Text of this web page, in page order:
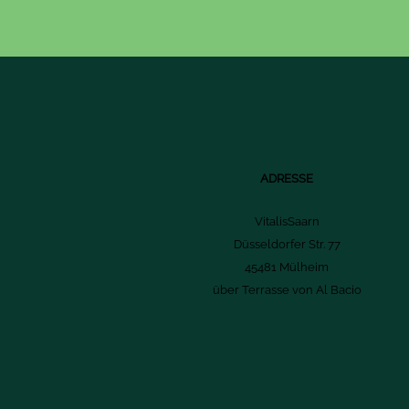
ADRESSE
VitalisSaarn
Düsseldorfer Str. 77
45481 Mülheim
über Terrasse von Al Bacio